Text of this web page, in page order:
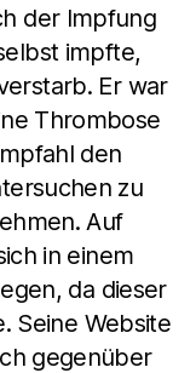
der Impfung
impfte,
Er war
Thrombose
den
zu
Auf
in einem
da dieser
Seine Website
gegenüber